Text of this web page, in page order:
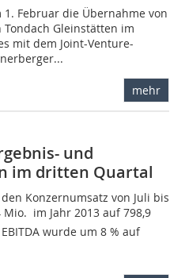
Februar die Übernahme von
Gleinstätten im
mit dem Joint-Venture-
mehr
und
im dritten Quartal
Konzernumsatz von Juli bis
 im Jahr 2013 auf 798,9
wurde um 8 % auf